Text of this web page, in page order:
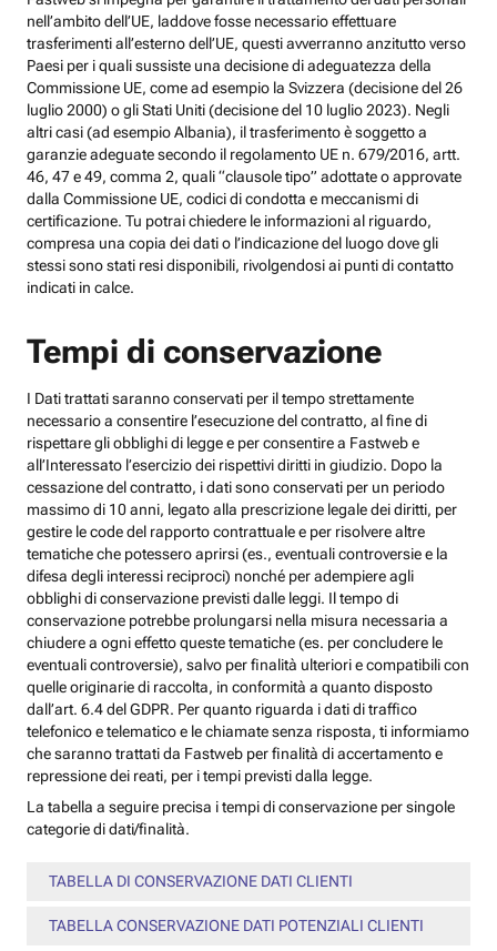
nell’ambito dell’UE, laddove fosse necessario effettuare
trasferimenti all’esterno dell’UE, questi avverranno anzitutto verso
Paesi per i quali sussiste una decisione di adeguatezza della
Commissione UE, come ad esempio la Svizzera (decisione del 26
luglio 2000) o gli Stati Uniti (decisione del 10 luglio 2023). Negli
altri casi (ad esempio Albania), il trasferimento è soggetto a
garanzie adeguate secondo il regolamento UE n. 679/2016, artt.
46, 47 e 49, comma 2, quali “clausole tipo” adottate o approvate
dalla Commissione UE, codici di condotta e meccanismi di
certificazione. Tu potrai chiedere le informazioni al riguardo,
compresa una copia dei dati o l’indicazione del luogo dove gli
stessi sono stati resi disponibili, rivolgendosi ai punti di contatto
indicati in calce.
Tempi di conservazione
I Dati trattati saranno conservati per il tempo strettamente
necessario a consentire l’esecuzione del contratto, al fine di
rispettare gli obblighi di legge e per consentire a Fastweb e
all’Interessato l’esercizio dei rispettivi diritti in giudizio. Dopo la
cessazione del contratto, i dati sono conservati per un periodo
massimo di 10 anni, legato alla prescrizione legale dei diritti, per
gestire le code del rapporto contrattuale e per risolvere altre
tematiche che potessero aprirsi (es., eventuali controversie e la
difesa degli interessi reciproci) nonché per adempiere agli
obblighi di conservazione previsti dalle leggi. Il tempo di
conservazione potrebbe prolungarsi nella misura necessaria a
chiudere a ogni effetto queste tematiche (es. per concludere le
eventuali controversie), salvo per finalità ulteriori e compatibili con
quelle originarie di raccolta, in conformità a quanto disposto
dall’art. 6.4 del GDPR. Per quanto riguarda i dati di traffico
telefonico e telematico e le chiamate senza risposta, ti informiamo
che saranno trattati da Fastweb per finalità di accertamento e
repressione dei reati, per i tempi previsti dalla legge.
La tabella a seguire precisa i tempi di conservazione per singole
categorie di dati/finalità.
TABELLA DI CONSERVAZIONE DATI CLIENTI
TABELLA CONSERVAZIONE DATI POTENZIALI CLIENTI